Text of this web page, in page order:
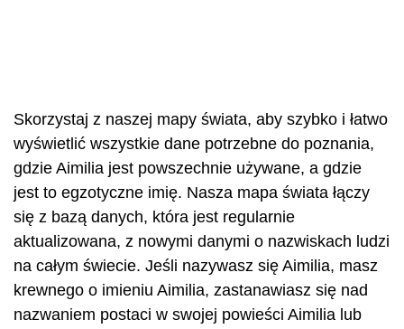
Skorzystaj z naszej mapy świata, aby szybko i łatwo
wyświetlić wszystkie dane potrzebne do poznania,
gdzie Aimilia jest powszechnie używane, a gdzie
jest to egzotyczne imię. Nasza mapa świata łączy
się z bazą danych, która jest regularnie
aktualizowana, z nowymi danymi o nazwiskach ludzi
na całym świecie. Jeśli nazywasz się Aimilia, masz
krewnego o imieniu Aimilia, zastanawiasz się nad
nazwaniem postaci w swojej powieści Aimilia lub